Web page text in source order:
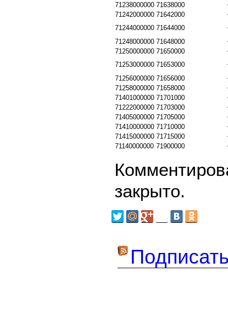
71238000000 71638000
71242000000 71642000
71244000000 71644000
71248000000 71648000
71250000000 71650000
71253000000 71653000
71256000000 71656000
71258000000 71658000
71401000000 71701000
71222000000 71703000
71405000000 71705000
71410000000 71710000
71415000000 71715000
71140000000 71900000
закрыто.